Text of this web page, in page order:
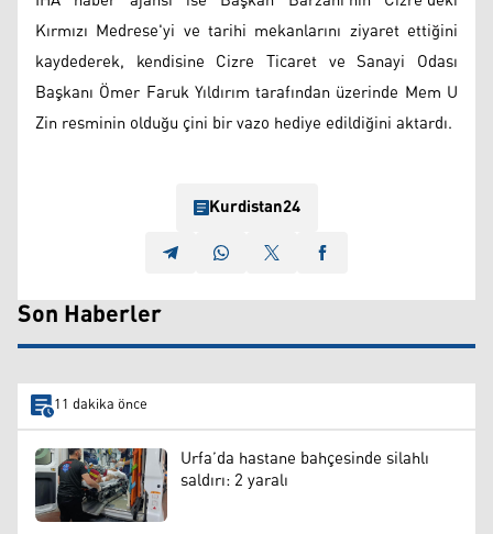
Kırmızı Medrese'yi ve tarihi mekanlarını ziyaret ettiğini
kaydederek, kendisine Cizre Ticaret ve Sanayi Odası
Başkanı Ömer Faruk Yıldırım tarafından üzerinde Mem U
Zin resminin olduğu çini bir vazo hediye edildiğini aktardı.
Kurdistan24
Son Haberler
11 dakika önce
Urfa’da hastane bahçesinde silahlı
saldırı: 2 yaralı